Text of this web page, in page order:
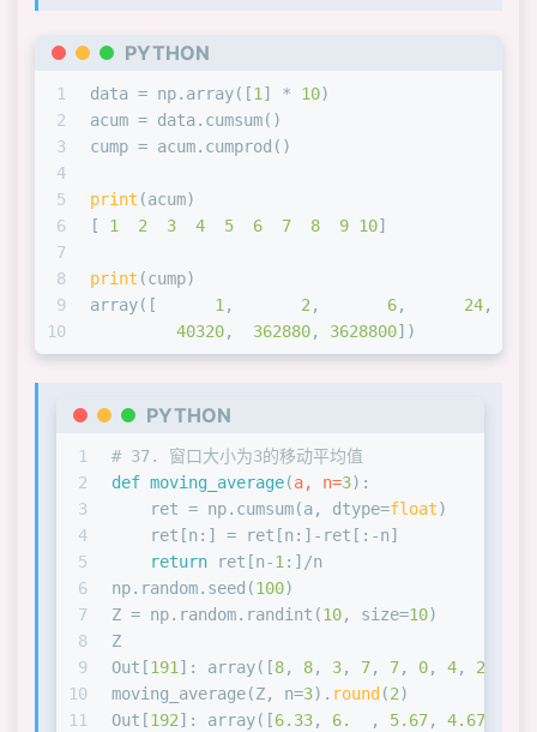
43
45
47
48
49
50
51
52
53
54
55
56
# 29. 概率抽样
# 暂定
arr = np.arange(
brr = np.arange(
4,
)
dist
Out[ 176 8.94427190999916
# 38. 不连续的日期数组。通过填补缺失的日期，使其
def
gen_strides
return np.array([arr[s:(s+windows_len)]
gen_strides(np.arange(15), stride_len=
207 ]:
array([[ 0 , , 2, 3 ],
    [
2, , 4, 5 ],
     [
4, 5, 6,
    [
6 , 7, 8 , 9],
    [
    [
10, 11, 12 , 13 ]])
PYTHON
1
2
3
4
5
6
7
8
9
10
data = np.array([1 ] * 10)
acum = data.cumsum()
cump = acum.cumprod()
print (acum)
[ 1 2 3 4 5 6 7 8 9 10]
print (cump)
array([ 1 , 2 , 6, 24
40320, 362880, 3628800])
PYTHON
1
2
3
4
5
6
7
8
9
10
11
# 37. 窗口大小为3的移动平均值
def moving_average(a, n=3):
    ret = np.cumsum(a, dtype=
float)
    ret[n:] = ret[n:]-ret[:-n]
return ret[n-1:]/n
np.random.seed(100)
Z = np.random.randint(10, size=10)
Z
Out[191]: array([8, 8, 3, 7, 7, 0, 4, 2
moving_average(Z, n=3). round (2)
Out[192]: array([6.33, 6.
  ,
5.67, 4.67